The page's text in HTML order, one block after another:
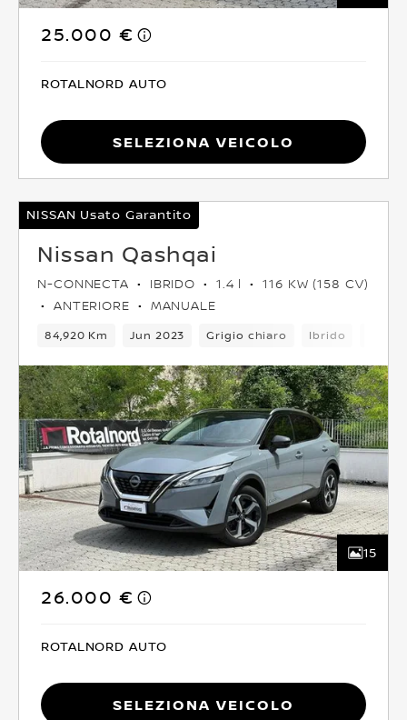
25.000 €
ROTALNORD AUTO
Seleziona Veicolo
NISSAN Usato Garantito
Nissan Qashqai
N-CONNECTA IBRIDO 1.4 l
116 KW (158 CV)
ANTERIORE
MANUALE
84,920 Km Jun 2023 Grigio chiaro Ibrido
15
26.000 €
ROTALNORD AUTO
Seleziona Veicolo